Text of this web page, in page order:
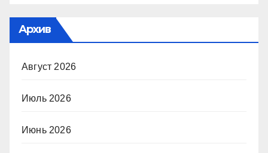
Архив
Август 2026
Июль 2026
Июнь 2026